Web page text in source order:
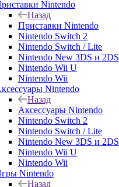
Nintendo
Назад
Приставки Nintendo
Nintendo Switch 2
Nintendo Switch / Lite
Nintendo New 3DS и 2DS
Nintendo Wii U
Nintendo Wii
Nintendo
Назад
Аксессуары Nintendo
Nintendo Switch 2
Nintendo Switch / Lite
Nintendo New 3DS и 2DS
Nintendo Wii U
Nintendo Wii
Nintendo
Назад